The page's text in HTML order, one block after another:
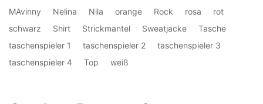
MAvinny
Nelina Nila orange Rock rosa
rot
schwarz
Shirt Strickmantel Sweatjacke
Tasche
taschenspieler 1
taschenspieler 2
taschenspieler 3
taschenspieler 4
Top weiß